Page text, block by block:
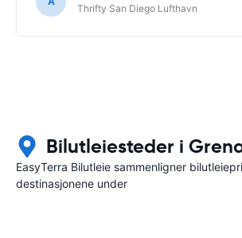
Thrifty San Diego Lufthavn
Bilutleiesteder i
EasyTerra Bilutleie sammenligner
destinasjonene under